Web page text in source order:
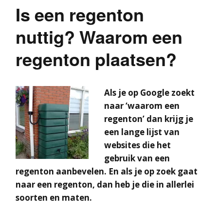
Is een regenton
nuttig? Waarom een
regenton plaatsen?
Als je op Google zoekt
naar ‘waarom een
regenton’ dan krijg je
een lange lijst van
websites die het
gebruik van een
regenton aanbevelen. En als je op zoek gaat
naar een regenton, dan heb je die in allerlei
soorten en maten.